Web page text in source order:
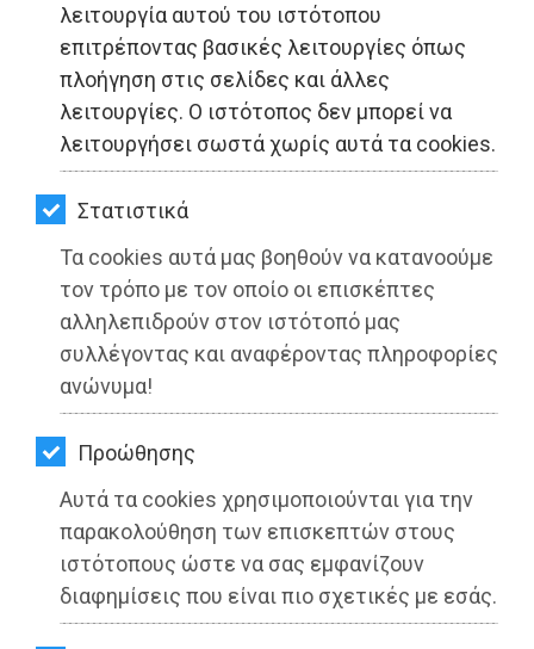
λειτουργία αυτού του ιστότοπου
επιτρέποντας βασικές λειτουργίες όπως
πλοήγηση στις σελίδες και άλλες
λειτουργίες. Ο ιστότοπος δεν μπορεί να
λειτουργήσει σωστά χωρίς αυτά τα cookies.
Στατιστικά
Τα cookies αυτά μας βοηθούν να κατανοούμε
τον τρόπο με τον οποίο οι επισκέπτες
αλληλεπιδρούν στον ιστότοπό μας
συλλέγοντας και αναφέροντας πληροφορίες
ανώνυμα!
Προώθησης
Αυτά τα cookies χρησιμοποιούνται για την
παρακολούθηση των επισκεπτών στους
ιστότοπους ώστε να σας εμφανίζουν
διαφημίσεις που είναι πιο σχετικές με εσάς.
ΠΟΛΙΤΙΣΜΟΣ
ΣΠΙΤΙ-
ΚΗΠΟΣ
ΥΓΕΙΑ
LIFESTYLE
ΤΑΞΙΔΙΑ
ΕΞΟΔΟΣ
ΠΕΡΙΒΑΛΛΟΝ
ΚΑΤΟΙΚΙΔΙΟ
ΑΓΓΕΛΙΕΣ
ΕΦΗΜΕΡΙΔΕΣ
OΔΗΓΟΣ
ΑΓΟΡΑΣ
Συνεχίζεται η δια ζώσης απογραφή
στον Δήμο Μαραθώνος
27-05-2025
aboutus